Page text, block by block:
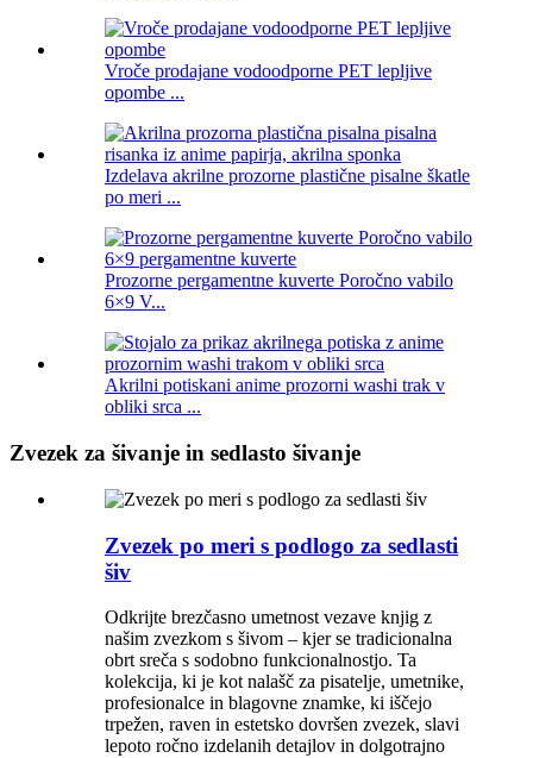
Vroče prodajane vodoodporne PET lepljive
opombe ...
Izdelava akrilne prozorne plastične pisalne škatle
po meri ...
Prozorne pergamentne kuverte Poročno vabilo
6×9 V...
Akrilni potiskani anime prozorni washi trak v
obliki srca ...
Zvezek za šivanje in sedlasto šivanje
Zvezek po meri s podlogo za sedlasti
šiv
Odkrijte brezčasno umetnost vezave knjig z
našim zvezkom s šivom – kjer se tradicionalna
obrt sreča s sodobno funkcionalnostjo. Ta
kolekcija, ki je kot nalašč za pisatelje, umetnike,
profesionalce in blagovne znamke, ki iščejo
trpežen, raven in estetsko dovršen zvezek, slavi
lepoto ročno izdelanih detajlov in dolgotrajno